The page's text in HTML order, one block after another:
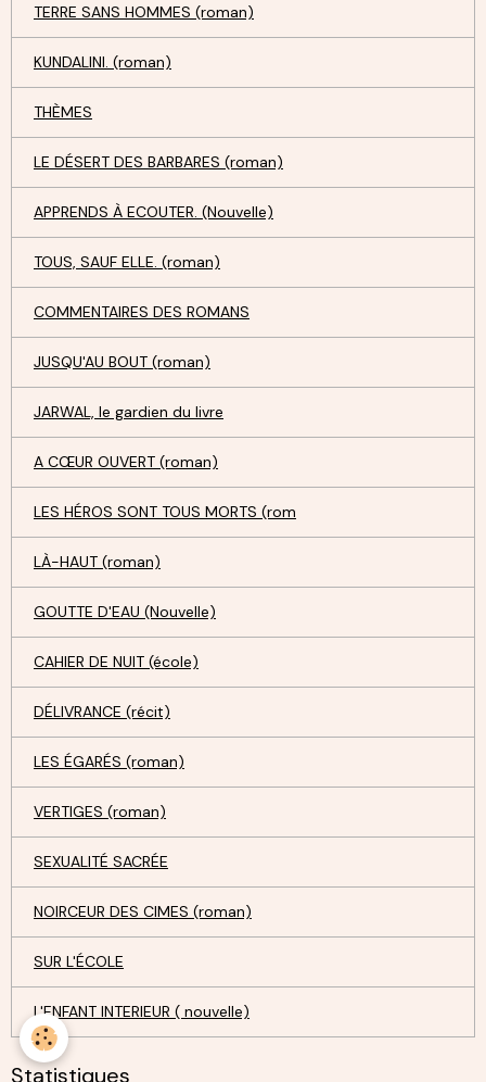
TERRE SANS HOMMES (roman)
KUNDALINI. (roman)
THÈMES
LE DÉSERT DES BARBARES (roman)
APPRENDS À ECOUTER. (Nouvelle)
TOUS, SAUF ELLE. (roman)
COMMENTAIRES DES ROMANS
JUSQU'AU BOUT (roman)
JARWAL, le gardien du livre
A CŒUR OUVERT (roman)
LES HÉROS SONT TOUS MORTS (rom
LÀ-HAUT (roman)
GOUTTE D'EAU (Nouvelle)
CAHIER DE NUIT (école)
DÉLIVRANCE (récit)
LES ÉGARÉS (roman)
VERTIGES (roman)
SEXUALITÉ SACRÉE
NOIRCEUR DES CIMES (roman)
SUR L'ÉCOLE
L'ENFANT INTERIEUR ( nouvelle)
Statistiques